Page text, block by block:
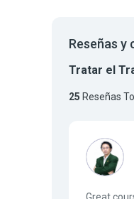
Reseñas y
Tratar el
25 Reseñas
Great